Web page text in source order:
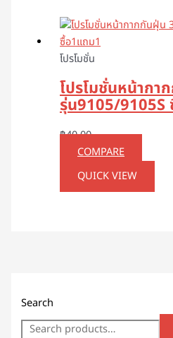
Search
โปรโมชั่น
โปรโมชั่นหน้าก
รุ่น9105/9105S
฿40.00
COMPARE
QUICK VIEW